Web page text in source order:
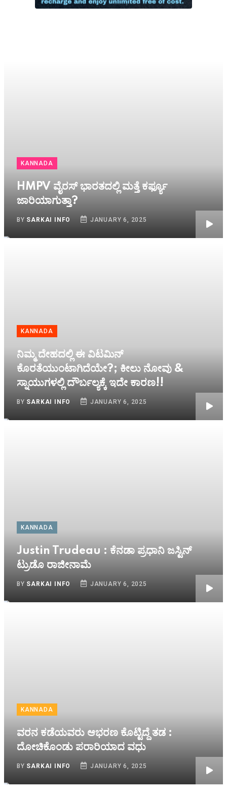
KANNADA
HMPV ವೈರಸ್ ಭಾರತದಲ್ಲಿ ಮತ್ತೆ ಕರ್ಫ್ಯೂ
ಜಾರಿಯಾಗುತ್ತಾ?
BY SARKAI INFO JANUARY 6, 2025
KANNADA
ನಿಮ್ಮ ದೇಹದಲ್ಲಿ ಈ ವಿಟಮಿನ್
ಕೊರತೆಯುಂಟಾಗಿದೆಯೇ?; ಕೀಲು ನೋವು &
ಸ್ನಾಯುಗಳಲ್ಲಿ ದೌರ್ಬಲ್ಯಕ್ಕೆ ಇದೇ ಕಾರಣ!!
BY SARKAI INFO JANUARY 6, 2025
KANNADA
Justin Trudeau : ಕೆನಡಾ ಪ್ರಧಾನಿ ಜಸ್ಟಿನ್
ಟ್ರುಡೊ ರಾಜೀನಾಮೆ
BY SARKAI INFO JANUARY 6, 2025
KANNADA
ವರನ ಕಡೆಯವರು ಆಭರಣ ಕೊಟ್ಟಿದ್ದೆ ತಡ :
ದೋಚಿಕೊಂಡು ಪರಾರಿಯಾದ ವಧು
BY SARKAI INFO JANUARY 6, 2025